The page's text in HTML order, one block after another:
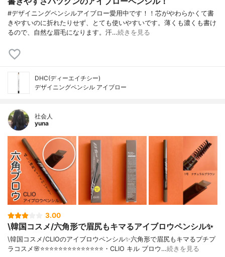
#デザイニングペンシルアイブロー愛用中です！！芯がやわらかくて書
きやすいのに折れたりせず、とても使いやすいです。薄くも濃くも書け
るので、自然な眉毛になります。汗…続きを見る
DHC(ディーエイチシー)
デザイニングペンシル アイブロー
社会人
yuna
3.00
\韓国コスメ/六角形で眉尻もキマるアイブロウペンシル✨
\韓国コスメ/CLIOのアイブロウペンシル✨六角形で眉尻もキマるプチプ
ラコスメ🌸⭐️⭐️⭐️⭐️⭐️⭐️⭐️⭐️⭐️⭐️⭐️⭐️⭐️⭐️・CLIO キル ブロウ…続きを見る